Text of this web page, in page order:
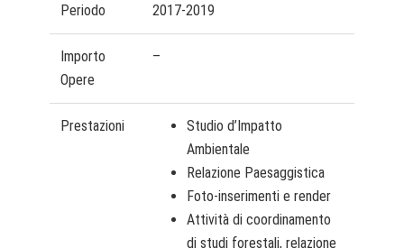
Periodo 2017-2019
Importo
Opere
–
Prestazioni
Studio d’Impatto
Ambientale
Relazione Paesaggistica
Foto-inserimenti e render
Attività di coordinamento
di studi forestali, relazione